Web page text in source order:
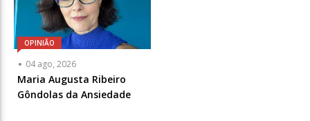
OPINIÃO
04 ago, 2026
Articulista
ou
Chamada
Maria Augusta Ribeiro
Gôndolas da Ansiedade